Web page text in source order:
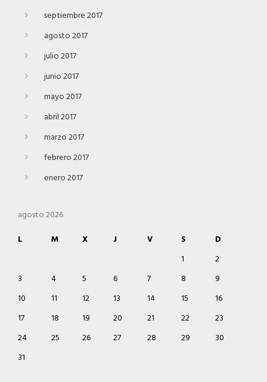
septiembre 2017
agosto 2017
julio 2017
junio 2017
mayo 2017
abril 2017
marzo 2017
febrero 2017
enero 2017
agosto 2026
L
M X J V S
D
1
2
3
4 5 6 7 8
9
10
11 12 13 14 15
16
17
18 19 20 21 22
23
24
25 26 27 28 29
30
31